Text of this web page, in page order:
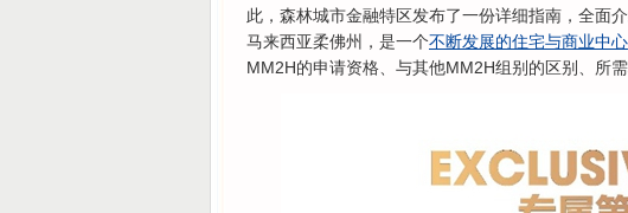
此，森林城市金融特区发布了一份详细指南，全面
马来西亚柔佛州，是一个不断发展的住宅与商业中心
MM2H的申请资格、与其他MM2H组别的区别、所